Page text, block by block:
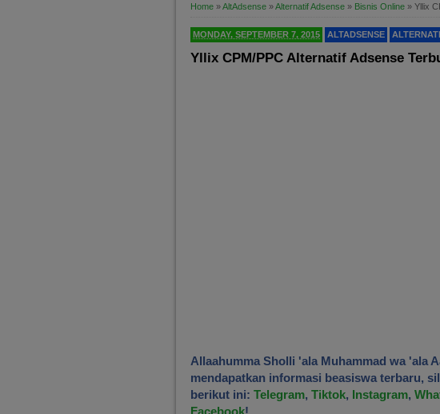
Home »AltAdsense »Alternatif Adsense » Bisnis Online » Yllix
MONDAY, SEPTEMBER 7, 2015 ALTADSENSE
Yllix CPM/PPC Alternatif Adsense
Allaahumma Sholli 'ala Muhammad wa 'ala
mendapatkan informasi beasiswa terbaru,
berikut ini: Telegram, Tiktok, Instagram,
Facebook!